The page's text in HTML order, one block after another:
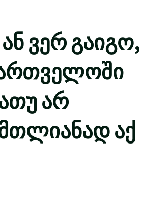
ვერ გაიგო,
არ
აქ